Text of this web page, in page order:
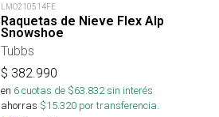
LMO210514FE
Raquetas de Nieve Flex Alp
Snowshoe
Tubbs
$ 382.990
en 6cuotas de $63.832sin interés
ahorras $15.320 por transferencia.